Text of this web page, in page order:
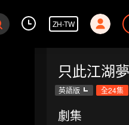
ZH-TW
只此江湖
英語版 全24集
劇集